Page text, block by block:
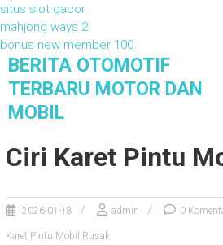
situs slot gacor
mahjong ways 2
bonus new member 100
BERITA OTOMOTIF
TERBARU MOTOR DAN
MOBIL
Ciri Karet Pintu
2026-01-18 admin 0
Karet Pintu Mobil Rusak